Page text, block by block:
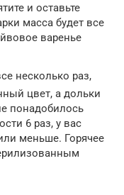
и оставьте
масса будет все
варенье
несколько раз,
цвет, а дольки
понадобилось
6 раз, у вас
меньше. Горячее